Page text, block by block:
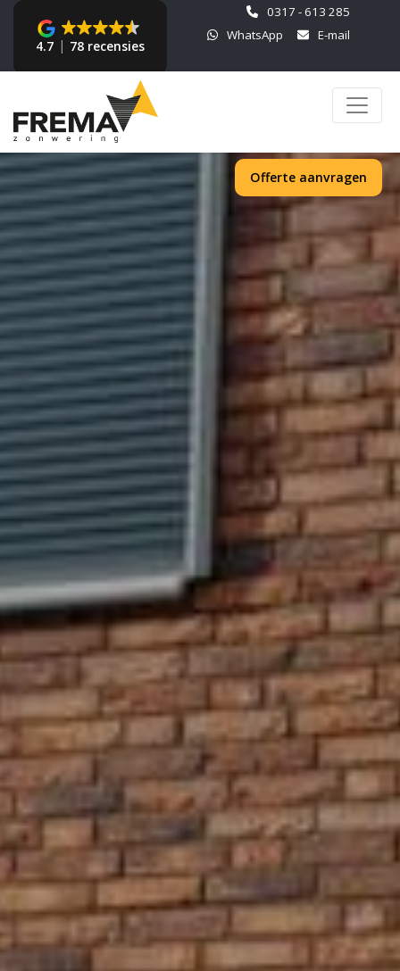
4.7 78 recensies
0317 - 613 285
WhatsApp
E-mail
Offerte aanvragen